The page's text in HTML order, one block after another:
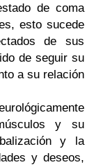
de coma
esto sucede
de sus
de seguir su
a su relación
y su
y la
y deseos,